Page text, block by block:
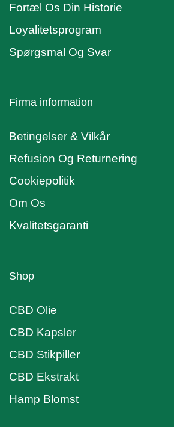
Fortæl Os Din Historie
Loyalitetsprogram
Spørgsmal Og Svar
Firma information
Betingelser & Vilkår
Refusion Og Returnering
Cookiepolitik
Om Os
Kvalitetsgaranti
Shop
CBD Olie
CBD Kapsler
CBD Stikpiller
CBD Ekstrakt
Hamp Blomst